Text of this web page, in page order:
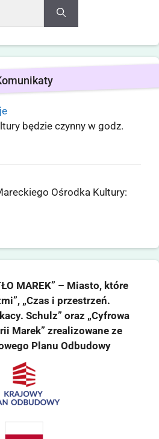
będzie czynny w godz.
Ośrodka Kultury:
MAREK” – Miasto, które
„Czas i przestrzeń.
Schulz” oraz „Cyfrowa
Marek” zrealizowane ze
Planu Odbudowy